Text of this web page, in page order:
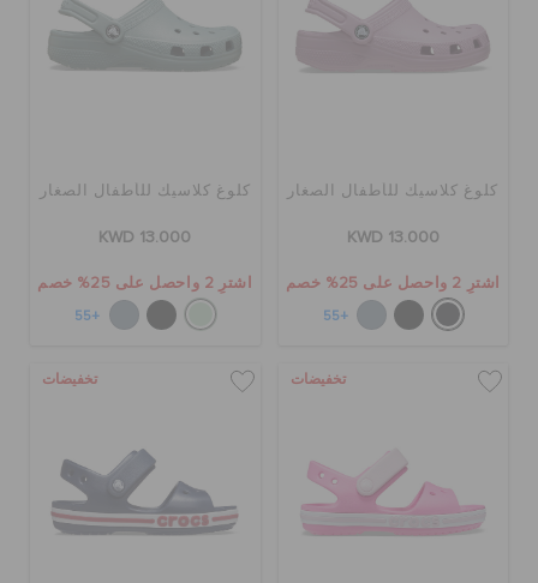
كلوغ كلاسيك للأطفال الصغار
KWD 13.000
اشترِ 2 واحصل على 25% خصم
+55
كلوغ كلاسيك للأطفال الصغار
KWD 13.000
اشترِ 2 واحصل على 25% خصم
+55
تخفيضات تخفيضات